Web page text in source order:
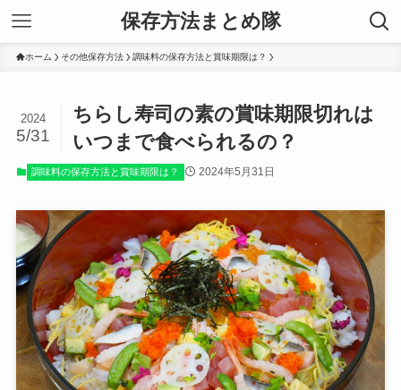
保存方法まとめ隊
ホーム その他保存方法 調味料の保存方法と賞味期限は？
ちらし寿司の素の賞味期限切れは
いつまで食べられるの？
2024
5/31
調味料の保存方法と賞味期限は？ 2024年5月31日